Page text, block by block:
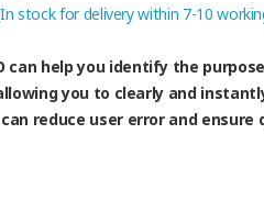
stock for delivery within 7-10
can help you identify the
you to clearly and
reduce user error and ensure